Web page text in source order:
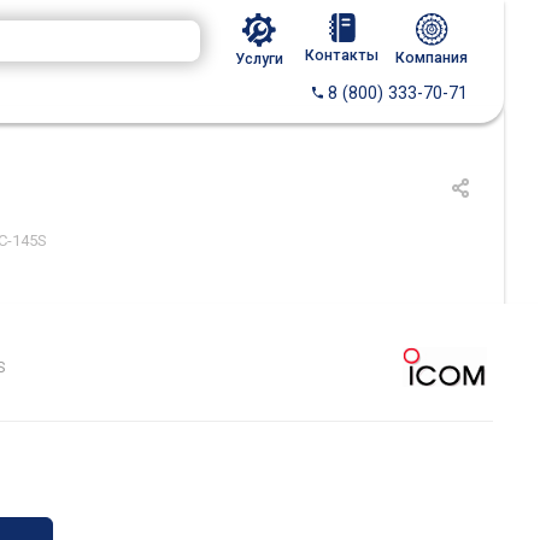
Услуги Контакты Компания
8 (800) 333-70-71
145S